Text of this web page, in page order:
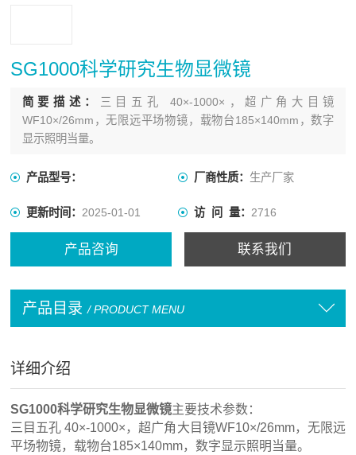
SG1000科学研究生物显微镜
简要描述： 三目五孔 40×-1000×，超广角大目镜
WF10×/26mm，无限远平场物镜，载物台185×140mm，数字
显示照明当量。
产品型号： 厂商性质： 生产厂家
更新时间：2025-01-01 访 问 量： 2716
产品咨询 联系我们
产品目录 / PRODUCT MENU
详细介绍
SG1000科学研究生物显微镜主要技术参数：
三目五孔 40×-1000×，超广角大目镜WF10×/26mm，无限远
平场物镜，载物台185×140mm，数字显示照明当量。